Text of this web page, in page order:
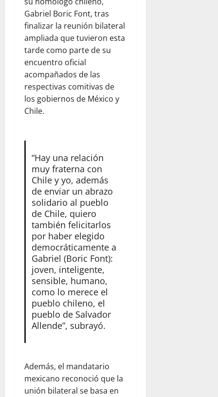
Gabriel Boric Font, tras
finalizar la reunión bilateral
ampliada que tuvieron esta
tarde como parte de su
encuentro oficial
acompañados de las
respectivas comitivas de
los gobiernos de México y
Chile.
“Hay una relación
muy fraterna con
Chile y yo, además
de enviar un abrazo
solidario al pueblo
de Chile, quiero
también felicitarlos
por haber elegido
democráticamente a
Gabriel (Boric Font):
joven, inteligente,
sensible, humano,
como lo merece el
pueblo chileno, el
pueblo de Salvador
Allende”, subrayó.
Además, el mandatario
mexicano reconoció que la
unión bilateral se basa en